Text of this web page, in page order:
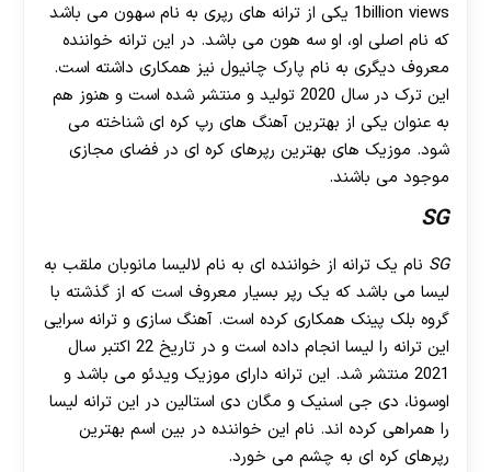
1billion views یکی از ترانه های رپری به نام سهون می باشد
که نام اصلی او، او سه هون می باشد. در این ترانه خواننده
معروف دیگری به نام پارک چانیول نیز همکاری داشته است.
این ترک در سال 2020 تولید و منتشر شده است و هنوز هم
به عنوان یکی از بهترین آهنگ های رپ کره ای شناخته می
شود. موزیک های بهترین رپرهای کره ای در فضای مجازی
موجود می باشند.
SG
SG نام یک ترانه از خواننده ای به نام لالیسا مانوبان ملقب به
لیسا می باشد که یک رپر بسیار معروف است که از گذشته با
گروه بلک پینک همکاری کرده است. آهنگ سازی و ترانه سرایی
این ترانه را لیسا انجام داده است و در تاریخ 22 اکتبر سال
2021 منتشر شد. این ترانه دارای موزیک ویدئو می باشد و
اوسونا، دی جی اسنیک و مگان دی استالین در این ترانه لیسا
را همراهی کرده اند. نام این خواننده در بین اسم بهترین
رپرهای کره ای به چشم می خورد.